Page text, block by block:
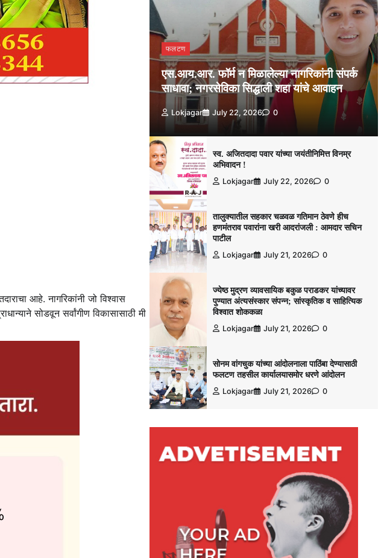
आहे. नागरिकांनी जो विश्वास
सोडवून सर्वांगीण विकासासाठी मी
फलटण
एस.आय.आर. फॉर्म न मिळालेल्या नागरिकांनी संपर्क
साधावा; नगरसेविका सिद्धाली शहा यांचे आवाहन
Lokjagar July 22, 2026 0
स्व. अजितदादा पवार यांच्या जयंतीनिमित्त विनम्र
अभिवादन !
Lokjagar July 22, 2026 0
तालुक्यातील सहकार चळवळ गतिमान ठेवणे हीच
हणमंतराव पवारांना खरी आदरांजली : आमदार सचिन
पाटील
Lokjagar July 21, 2026 0
ज्येष्ठ मुद्रण व्यावसायिक बकुळ पराडकर यांच्यावर
पुण्यात अंत्यसंस्कार संपन्न; सांस्कृतिक व साहित्यिक
विश्‍वात शोककळा
Lokjagar July 21, 2026 0
सोनम वांगचुक यांच्या आंदोलनाला पाठिंबा देण्यासाठी
फलटण तहसील कार्यालयासमोर धरणे आंदोलन
Lokjagar July 21, 2026 0